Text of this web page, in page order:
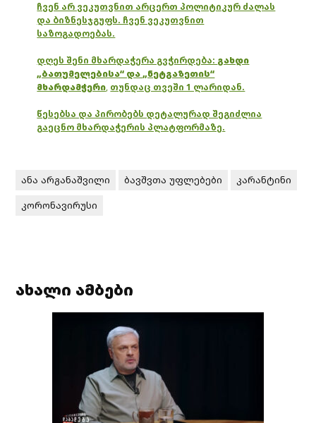
ჩვენ არ ვეკუთვნით არცერთ პოლიტიკურ ძალას
და ბიზნესჯგუფს. ჩვენ ვეკუთვნით
საზოგადოებას.
დღეს შენი მხარდაჭერა გვჭირდება: გახდი
„ბათუმელებისა“ და „ნეტგაზეთის“
მხარდამჭერი, თუნდაც თვეში 1 ლარიდან.
წესებსა და პირობებს დეტალურად შეგიძლია
გაეცნო მხარდაჭერის პლატფორმაზე.
ანა არგანაშვილი ბავშვთა უფლებები
კარანტინი
კორონავირუსი
ახალი ამბები